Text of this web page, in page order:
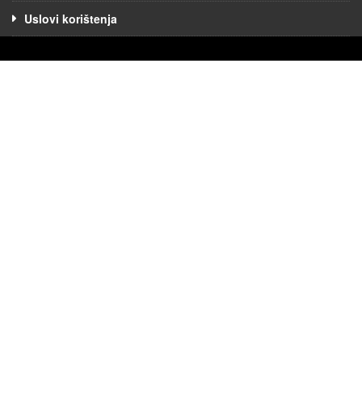
Uslovi korištenja